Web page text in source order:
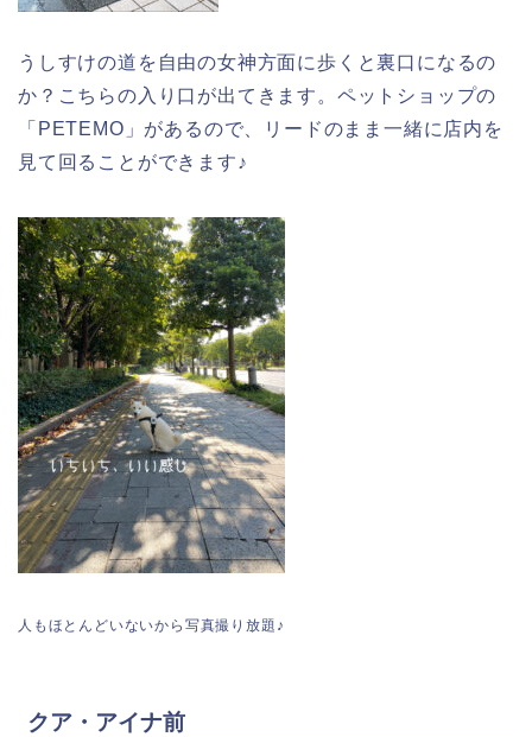
うしすけの道を自由の女神方面に歩くと裏口になるの
か？こちらの入り口が出てきます。ペットショップの
「PETEMO」があるので、リードのまま一緒に店内を
見て回ることができます♪
人もほとんどいないから写真撮り放題♪
クア・アイナ前